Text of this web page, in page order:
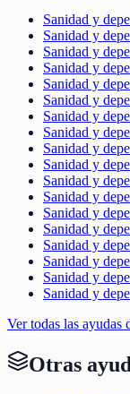
Sanidad y
Sanidad y
Sanidad y
Sanidad y
Sanidad y
Sanidad y
Sanidad y
Sanidad y
Sanidad y
Sanidad y
Sanidad y
Sanidad y
Sanidad y
Sanidad y
Sanidad y
Sanidad y
Sanidad y
Sanidad y
Ver todas las ayudas
Otras